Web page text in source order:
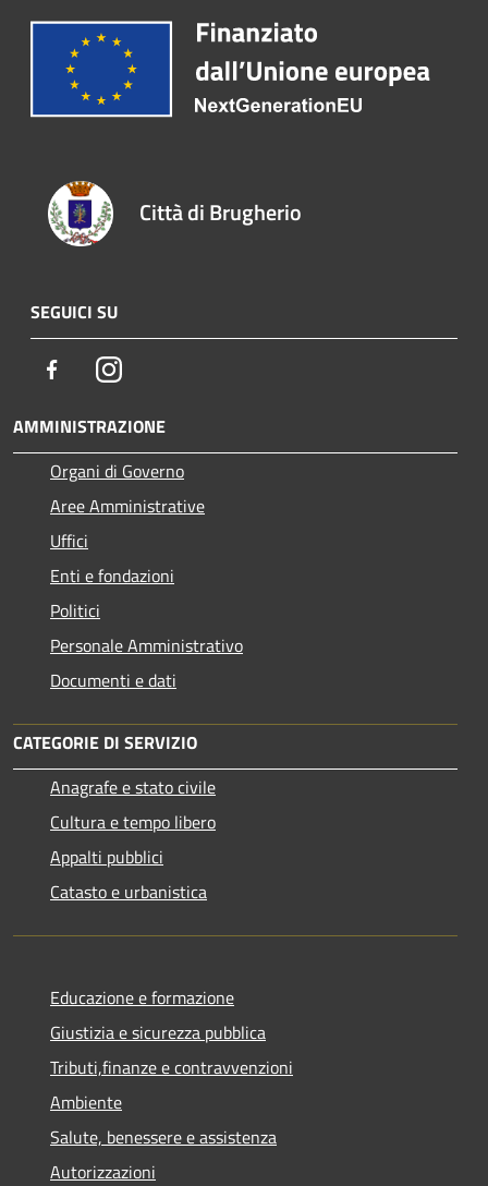
Città di Brugherio
SEGUICI SU
FacebookInstagram
AMMINISTRAZIONE
Organi di Governo
Aree Amministrative
Uffici
Enti e fondazioni
Politici
Personale Amministrativo
Documenti e dati
CATEGORIE DI SERVIZIO
Anagrafe e stato civile
Cultura e tempo libero
Appalti pubblici
Catasto e urbanistica
Educazione e formazione
Giustizia e sicurezza pubblica
Tributi,finanze e contravvenzioni
Ambiente
Salute, benessere e assistenza
Autorizzazioni